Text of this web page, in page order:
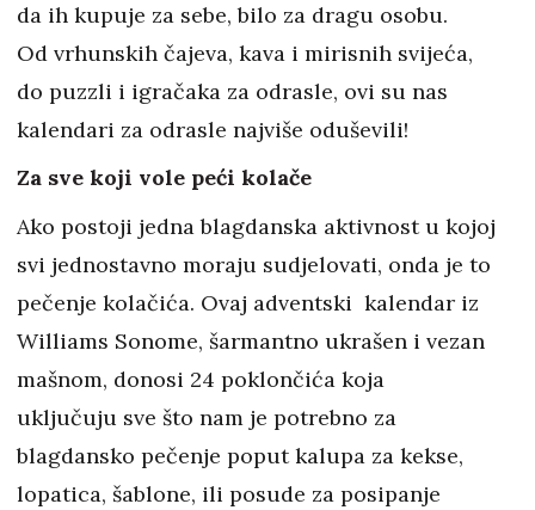
da ih kupuje za sebe, bilo za dragu osobu.
Od vrhunskih čajeva, kava i mirisnih svijeća,
do puzzli i igračaka za odrasle, ovi su nas
kalendari za odrasle najviše oduševili!
Za sve koji vole peći kolače
Ako postoji jedna blagdanska aktivnost u kojoj
svi jednostavno moraju sudjelovati, onda je to
pečenje kolačića. Ovaj adventski kalendar iz
Williams Sonome, šarmantno ukrašen i vezan
mašnom, donosi 24 poklončića koja
uključuju sve što nam je potrebno za
blagdansko pečenje poput kalupa za kekse,
lopatica, šablone, ili posude za posipanje